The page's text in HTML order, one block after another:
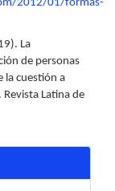
2012/01/formas-
La
de personas
la cuestión a
Latina de